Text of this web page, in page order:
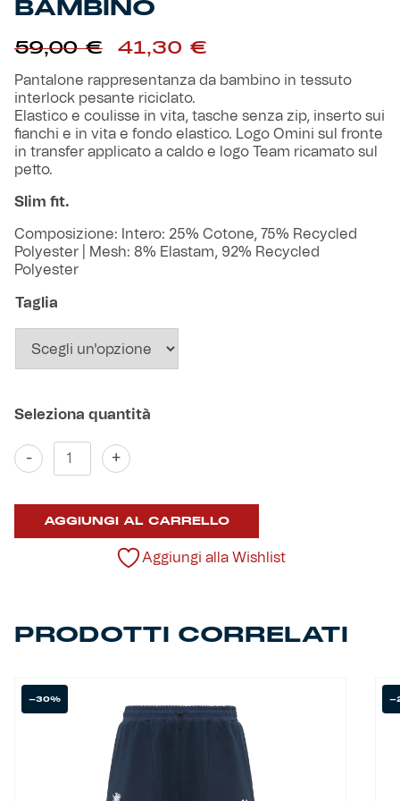
Robe di Kappa x Genoa
Vintage Collection
Red&Blue Voices
Kids
Accessori
Party
Outlet
Helan x Genoa
Gift Card Online Store
BAMBINO
59,00€
Il
prezzo
originale
era:
59,00 €.
41,30 €
attuale
41,30 €.
Pantalone rappresentanza da bambino in tessuto
interlock pesante riciclato.
Elastico e coulisse in vita, tasche senza zip, inserto sui
fianchi e in vita e fondo elastico. Logo Omini sul fronte
in transfer applicato a caldo e logo Team ricamato sul
petto.
Slim fit.
Composizione: Intero: 25% Cotone, 75% Recycled
Polyester | Mesh: 8% Elastam, 92% Recycled
Polyester
Taglia
-
Pantalone
Rappresentanza
quantità
+
AGGIUNGI AL CARRELLO
Aggiungi alla Wishlist
PRODOTTI CORRELATI
-
-30%